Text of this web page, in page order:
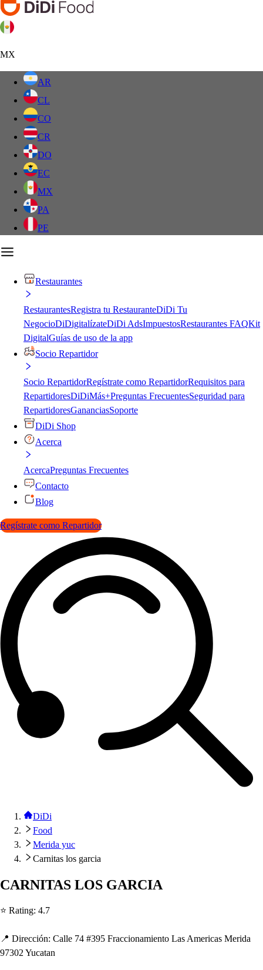
MX
AR
CL
CO
CR
DO
EC
MX
PA
PE
Restaurantes
RestaurantesRegistra tu RestauranteDiDi Tu
NegocioDiDigitalízateDiDi AdsImpuestosRestaurantes FAQKit
DigitalGuías de uso de la app
Socio Repartidor
Socio RepartidorRegístrate como RepartidorRequisitos para
RepartidoresDiDiMás+Preguntas FrecuentesSeguridad para
RepartidoresGananciasSoporte
DiDi Shop
Acerca
AcercaPreguntas Frecuentes
Contacto
Blog
Regístrate como Repartidor
DiDi
Food
Merida yuc
Carnitas los garcia
CARNITAS LOS GARCIA
⭐ Rating: 4.7
📍 Dirección: Calle 74 #395 Fraccionamiento Las Americas Merida
97302 Yucatan